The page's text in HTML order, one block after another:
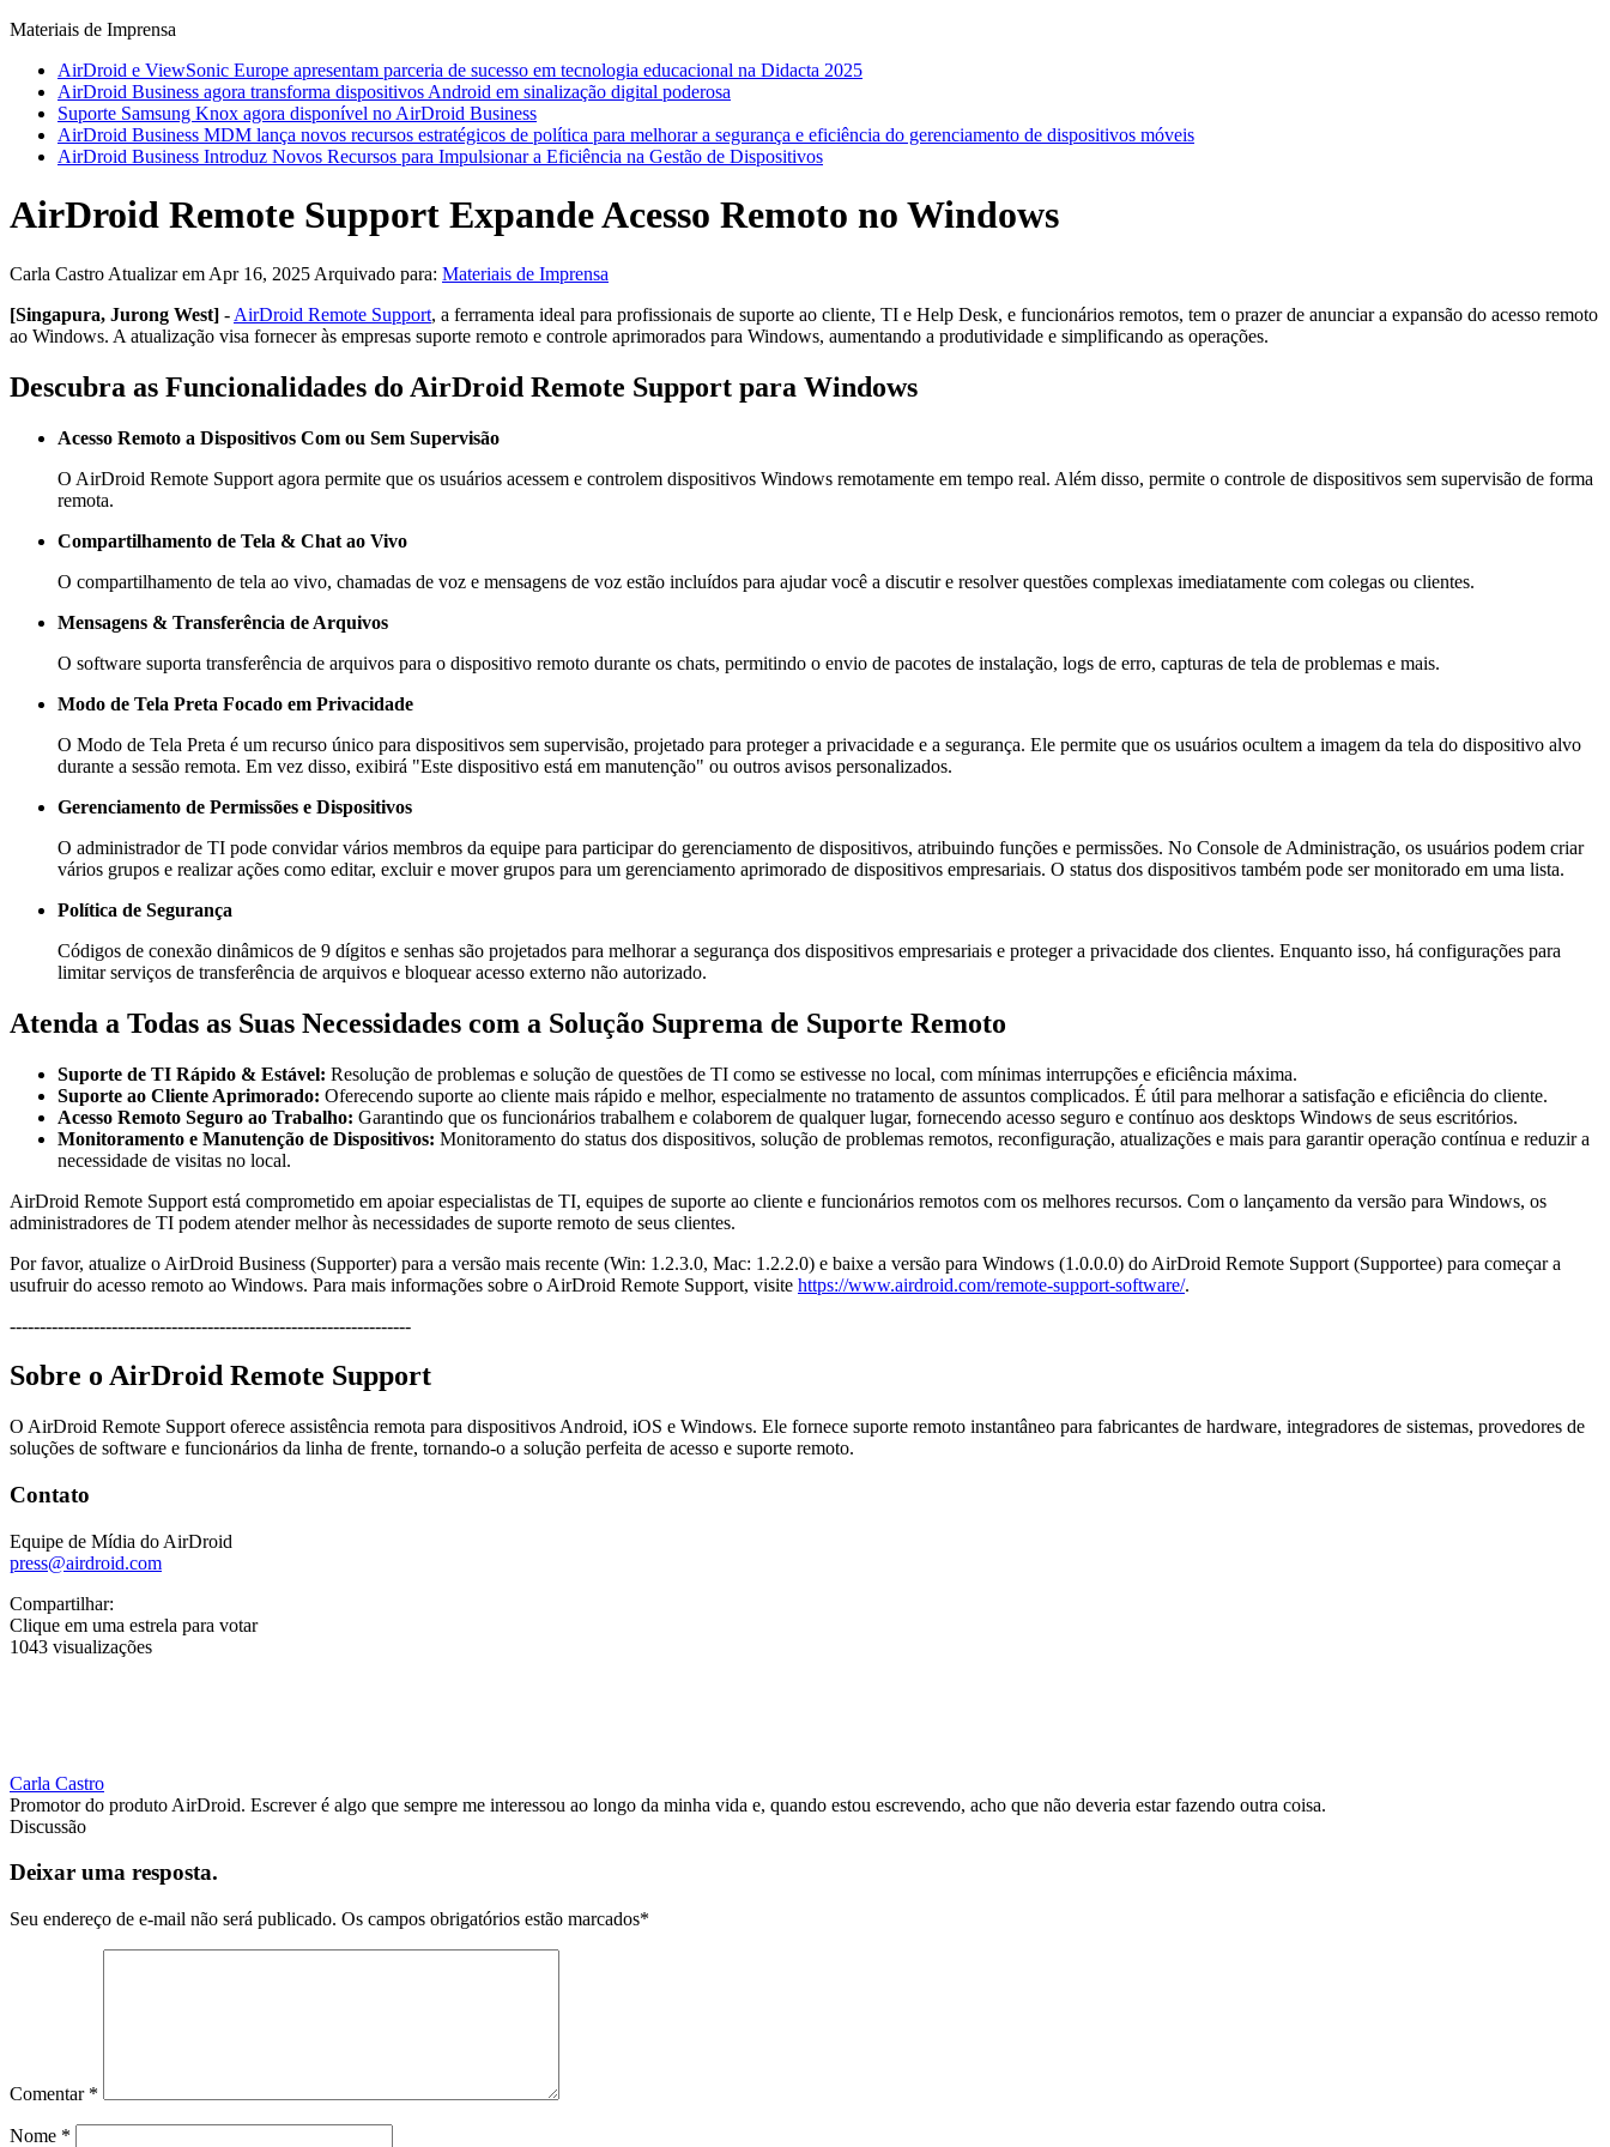
Materiais de Imprensa
AirDroid e ViewSonic Europe apresentam parceria de sucesso em tecnologia educacional na Didacta 2025
AirDroid Business agora transforma dispositivos Android em sinalização digital poderosa
Suporte Samsung Knox agora disponível no AirDroid Business
AirDroid Business MDM lança novos recursos estratégicos de política para melhorar a segurança e eficiência do gerenciamento de dispositivos móveis
AirDroid Business Introduz Novos Recursos para Impulsionar a Eficiência na Gestão de Dispositivos
AirDroid Remote Support Expande Acesso Remoto no Windows
Carla Castro Atualizar em Apr 16, 2025 Arquivado para: Materiais de Imprensa
[Singapura, Jurong West] - AirDroid Remote Support, a ferramenta ideal para profissionais de suporte ao cliente, TI e Help Desk, e funcionários remotos, tem o prazer de anunciar a expansão do acesso remoto
ao Windows. A atualização visa fornecer às empresas suporte remoto e controle aprimorados para Windows, aumentando a produtividade e simplificando as operações.
Descubra as Funcionalidades do AirDroid Remote Support para Windows
Acesso Remoto a Dispositivos Com ou Sem Supervisão
O AirDroid Remote Support agora permite que os usuários acessem e controlem dispositivos Windows remotamente em tempo real. Além disso, permite o controle de dispositivos sem supervisão de forma
remota.
Compartilhamento de Tela & Chat ao Vivo
O compartilhamento de tela ao vivo, chamadas de voz e mensagens de voz estão incluídos para ajudar você a discutir e resolver questões complexas imediatamente com colegas ou clientes.
Mensagens & Transferência de Arquivos
O software suporta transferência de arquivos para o dispositivo remoto durante os chats, permitindo o envio de pacotes de instalação, logs de erro, capturas de tela de problemas e mais.
Modo de Tela Preta Focado em Privacidade
O Modo de Tela Preta é um recurso único para dispositivos sem supervisão, projetado para proteger a privacidade e a segurança. Ele permite que os usuários ocultem a imagem da tela do dispositivo alvo
durante a sessão remota. Em vez disso, exibirá "Este dispositivo está em manutenção" ou outros avisos personalizados.
Gerenciamento de Permissões e Dispositivos
O administrador de TI pode convidar vários membros da equipe para participar do gerenciamento de dispositivos, atribuindo funções e permissões. No Console de Administração, os usuários podem criar
vários grupos e realizar ações como editar, excluir e mover grupos para um gerenciamento aprimorado de dispositivos empresariais. O status dos dispositivos também pode ser monitorado em uma lista.
Política de Segurança
Códigos de conexão dinâmicos de 9 dígitos e senhas são projetados para melhorar a segurança dos dispositivos empresariais e proteger a privacidade dos clientes. Enquanto isso, há configurações para
limitar serviços de transferência de arquivos e bloquear acesso externo não autorizado.
Atenda a Todas as Suas Necessidades com a Solução Suprema de Suporte Remoto
Suporte de TI Rápido & Estável: Resolução de problemas e solução de questões de TI como se estivesse no local, com mínimas interrupções e eficiência máxima.
Suporte ao Cliente Aprimorado: Oferecendo suporte ao cliente mais rápido e melhor, especialmente no tratamento de assuntos complicados. É útil para melhorar a satisfação e eficiência do cliente.
Acesso Remoto Seguro ao Trabalho: Garantindo que os funcionários trabalhem e colaborem de qualquer lugar, fornecendo acesso seguro e contínuo aos desktops Windows de seus escritórios.
Monitoramento e Manutenção de Dispositivos: Monitoramento do status dos dispositivos, solução de problemas remotos, reconfiguração, atualizações e mais para garantir operação contínua e reduzir a
necessidade de visitas no local.
AirDroid Remote Support está comprometido em apoiar especialistas de TI, equipes de suporte ao cliente e funcionários remotos com os melhores recursos. Com o lançamento da versão para Windows, os
administradores de TI podem atender melhor às necessidades de suporte remoto de seus clientes.
Por favor, atualize o AirDroid Business (Supporter) para a versão mais recente (Win: 1.2.3.0, Mac: 1.2.2.0) e baixe a versão para Windows (1.0.0.0) do AirDroid Remote Support (Supportee) para começar a
usufruir do acesso remoto ao Windows. Para mais informações sobre o AirDroid Remote Support, visite https://www.airdroid.com/remote-support-software/.
-------------------------------------------------------------------
Sobre o AirDroid Remote Support
O AirDroid Remote Support oferece assistência remota para dispositivos Android, iOS e Windows. Ele fornece suporte remoto instantâneo para fabricantes de hardware, integradores de sistemas, provedores de
soluções de software e funcionários da linha de frente, tornando-o a solução perfeita de acesso e suporte remoto.
Contato
Equipe de Mídia do AirDroid
press@airdroid.com
Compartilhar:
Clique em uma estrela para votar
1043 visualizações
Carla Castro
Promotor do produto AirDroid. Escrever é algo que sempre me interessou ao longo da minha vida e, quando estou escrevendo, acho que não deveria estar fazendo outra coisa.
Discussão
Deixar uma resposta.
Seu endereço de e-mail não será publicado. Os campos obrigatórios estão marcados*
Comentar *
Nome *